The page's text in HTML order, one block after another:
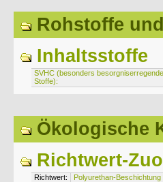
Rohstoffe
Inhaltsstoffe
SVHC (besonders besorgniserregende
Stoffe):
Ökologische
Richtwert-
Richtwert: Polyurethan-Beschichtung